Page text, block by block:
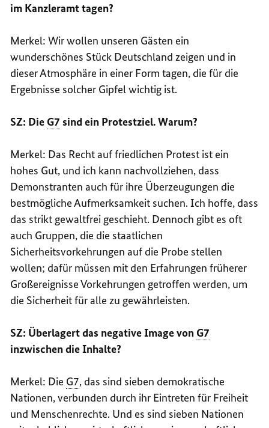
im Kanzleramt tagen?
Merkel: Wir wollen unseren Gästen ein
wunderschönes Stück Deutschland zeigen und in
dieser Atmosphäre in einer Form tagen, die für die
Ergebnisse solcher Gipfel wichtig ist.
SZ: Die G7 sind ein Protestziel. Warum?
Merkel: Das Recht auf friedlichen Protest ist ein
hohes Gut, und ich kann nachvollziehen, dass
Demonstranten auch für ihre Überzeugungen die
bestmögliche Aufmerksamkeit suchen. Ich hoffe, dass
das strikt gewaltfrei geschieht. Dennoch gibt es oft
auch Gruppen, die die staatlichen
Sicherheitsvorkehrungen auf die Probe stellen
wollen; dafür müssen mit den Erfahrungen früherer
Großereignisse Vorkehrungen getroffen werden, um
die Sicherheit für alle zu gewährleisten.
SZ: Überlagert das negativeImagevon G7
inzwischen die Inhalte?
Merkel: Die G7, das sind sieben demokratische
Nationen, verbunden durch ihr Eintreten für Freiheit
und Menschenrechte. Und es sind sieben Nationen